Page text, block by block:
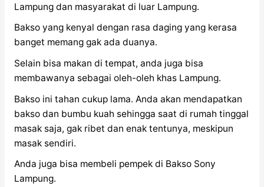
Lampung dan masyarakat di luar Lampung.
Bakso yang kenyal dengan rasa daging yang kerasa
banget memang gak ada duanya.
Selain bisa makan di tempat, anda juga bisa
membawanya sebagai oleh-oleh khas Lampung.
Bakso ini tahan cukup lama. Anda akan mendapatkan
bakso dan bumbu kuah sehingga saat di rumah tinggal
masak saja, gak ribet dan enak tentunya, meskipun
masak sendiri.
Anda juga bisa membeli pempek di Bakso Sony
Lampung.